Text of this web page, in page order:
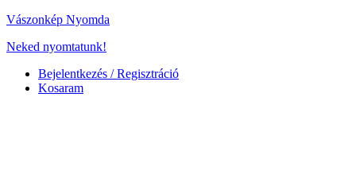
Vászonkép Nyomda
Neked nyomtatunk!
Bejelentkezés / Regisztráció
Kosaram